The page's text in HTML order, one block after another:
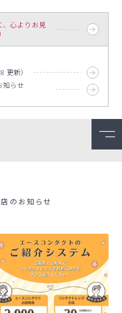
心よりお見
新）
知らせ
のお知らせ